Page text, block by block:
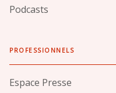
Podcasts
PROFESSIONNELS
Espace Presse